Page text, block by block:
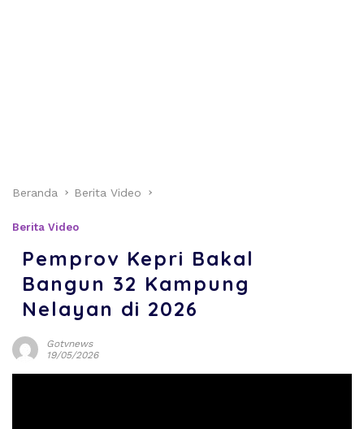
Beranda Berita Video
Berita Video
Pemprov Kepri Bakal
Bangun 32 Kampung
Nelayan di 2026
Gotvnews
19/05/2026